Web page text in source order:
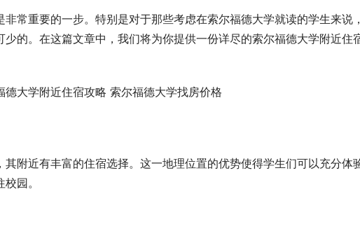
常重要的一步。特别是对于那些考虑在索尔福德大学就读的学生来说
的。在这篇文章中，我们将为你提供一份详尽的索尔福德大学附近住
附近有丰富的住宿选择。这一地理位置的优势使得学生们可以充分体
园。